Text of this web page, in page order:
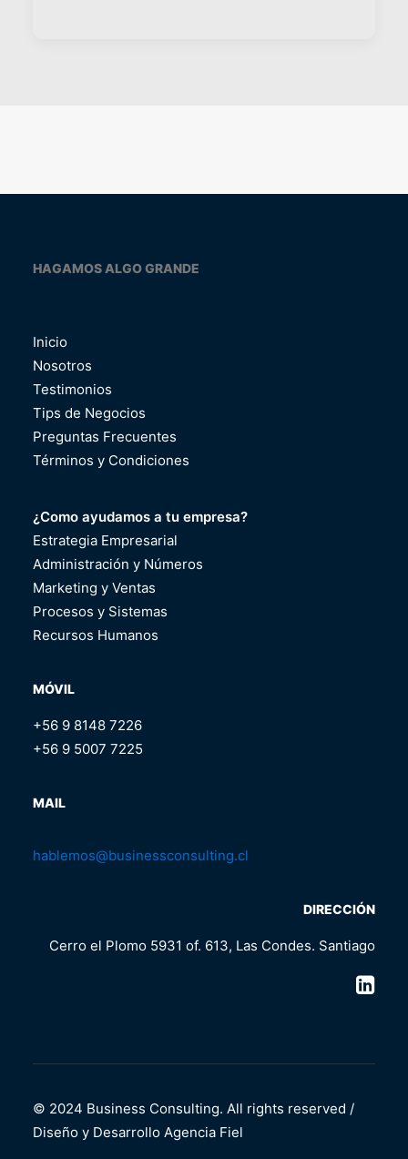
HAGAMOS ALGO GRANDE
Inicio
Nosotros
Testimonios
Tips de Negocios
Preguntas Frecuentes
Términos y Condiciones
¿Como ayudamos a tu empresa?
Estrategia Empresarial
Administración y Números
Marketing y Ventas
Procesos y Sistemas
Recursos Humanos
MÓVIL
+56 9 8148 7226
+56 9 5007 7225
MAIL
hablemos@businessconsulting.cl
DIRECCIÓN
Cerro el Plomo 5931 of. 613, Las Condes. Santiago
© 2024 Business Consulting. All rights reserved /
Diseño y Desarrollo Agencia Fiel